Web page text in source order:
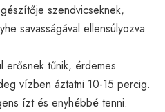
szendvicseknek,
savasságával ellensúlyozva
erősnek tűnik, érdemes
vízben áztatni 10-15 percig.
ízt és enyhébbé tenni.